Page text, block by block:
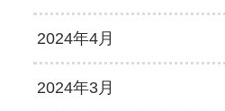
2024年4月
2024年3月